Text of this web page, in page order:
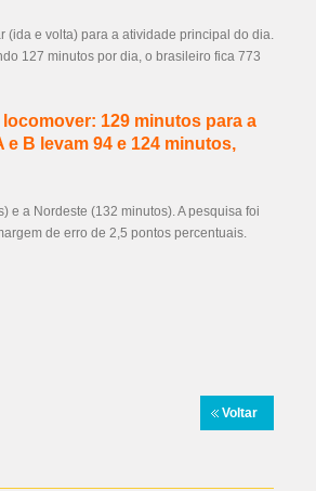
(ida e volta) para a atividade principal do dia.
127 minutos por dia, o brasileiro fica 773
129 minutos para a
B levam 94 e 124 minutos,
e a Nordeste (132 minutos). A pesquisa foi
de erro de 2,5 pontos percentuais.
Voltar